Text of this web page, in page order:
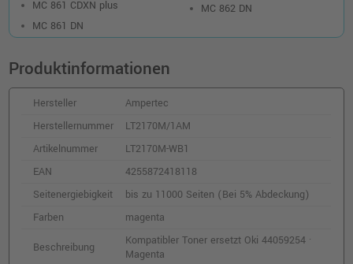
MC 861 CDXN plus
MC 861 DN
MC 862 DN
Produktinformationen
Hersteller
Ampertec
Herstellernummer
LT2170M/1AM
Artikelnummer
LT2170M-WB1
EAN
4255872418118
Seitenergiebigkeit
bis zu 11000 Seiten (Bei 5% Abdeckung)
Farben
magenta
Beschreibung
Kompatibler Toner ersetzt Oki 44059254 ·
Magenta